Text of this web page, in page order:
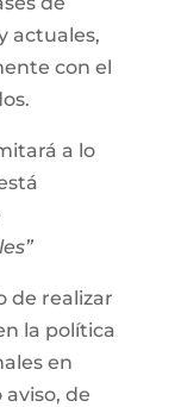
actuales,
con el
a lo
de realizar
la política
en
de